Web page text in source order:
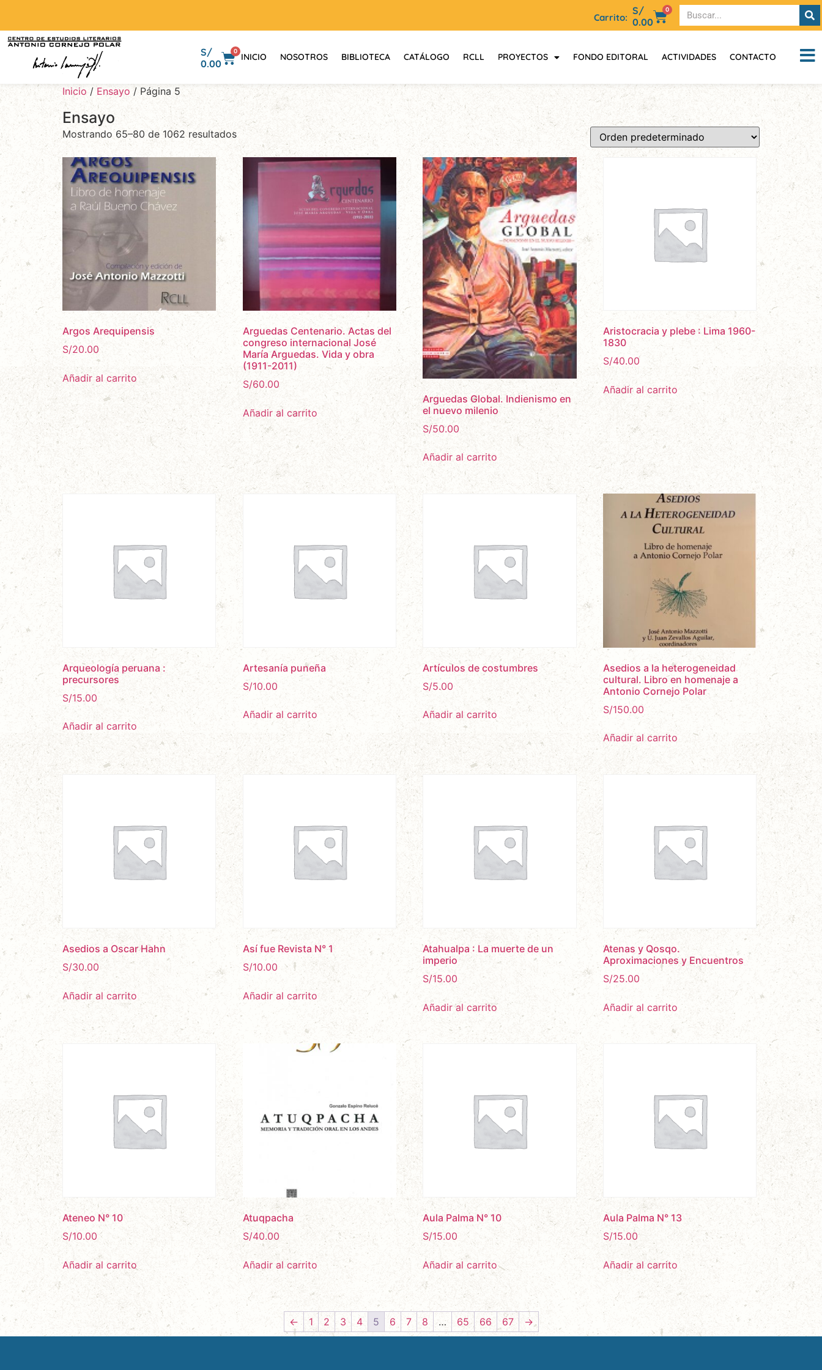
Carrito:
S/
0.00
0
S/
0.00
0
INICIO NOSOTROS BIBLIOTECA CATÁLOGO RCLL PROYECTOS FONDO EDITORAL ACTIVIDADES CONTACTO
Inicio / Ensayo / Página 5
Ensayo
Mostrando 65–80 de 1062 resultados
Argos Arequipensis
S/20.00
Añadir al carrito
Arguedas Centenario. Actas del
congreso internacional José
María Arguedas. Vida y obra
(1911-2011)
S/60.00
Añadir al carrito
Arguedas Global. Indienismo en
el nuevo milenio
S/50.00
Añadir al carrito
Aristocracia y plebe : Lima 1960-
1830
S/40.00
Añadir al carrito
Arqueología peruana :
precursores
S/15.00
Añadir al carrito
Artesanía puneña
S/10.00
Añadir al carrito
Artículos de costumbres
S/5.00
Añadir al carrito
Asedios a la heterogeneidad
cultural. Libro en homenaje a
Antonio Cornejo Polar
S/150.00
Añadir al carrito
Asedios a Oscar Hahn
S/30.00
Añadir al carrito
Así fue Revista N° 1
S/10.00
Añadir al carrito
Atahualpa : La muerte de un
imperio
S/15.00
Añadir al carrito
Atenas y Qosqo.
Aproximaciones y Encuentros
S/25.00
Añadir al carrito
Ateneo N° 10
S/10.00
Añadir al carrito
Atuqpacha
S/40.00
Añadir al carrito
Aula Palma N° 10
S/15.00
Añadir al carrito
Aula Palma N° 13
S/15.00
Añadir al carrito
← 1 2 3 4 5 6 7 8 … 65 66 67 →